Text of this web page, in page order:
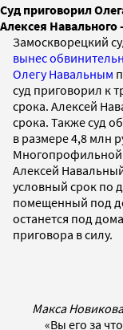
Суд приговорил
Алексея Навального
Замоскворецкий
вынес
Олегу Навальным
суд приговорил к
срока. Алексей
срока. Также суд
в размере 4,8 млн
Многопрофильной
Алексей
условный срок по
помещенный под
останется под
приговора в силу.
Макса
«Вы его за